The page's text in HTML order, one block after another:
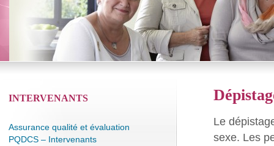
Le
sexe. Les
INTERVENANTS
Assurance qualité et évaluation
PQDCS – Intervenants